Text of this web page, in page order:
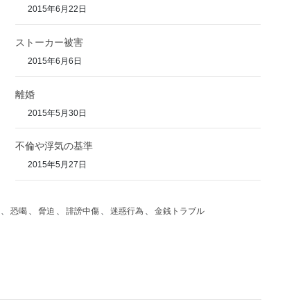
2015年6月22日
ストーカー被害
2015年6月6日
離婚
2015年5月30日
不倫や浮気の基準
2015年5月27日
、 恐喝 、 脅迫 、 誹謗中傷 、 迷惑行為 、 金銭トラブル